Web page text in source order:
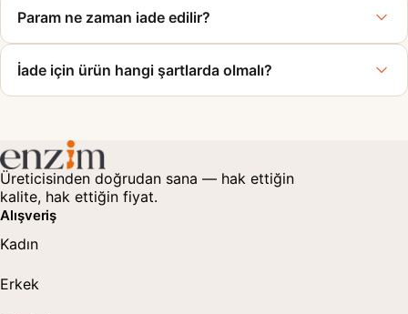
Param ne zaman iade edilir?
İade için ürün hangi şartlarda olmalı?
Üreticisinden doğrudan sana — hak ettiğin
kalite, hak ettiğin fiyat.
Alışveriş
Kadın
Erkek